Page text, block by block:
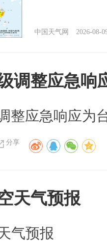
中国天气网 2026-08-
调整应急响
整应急响应为
分享
天气预报
气预报​